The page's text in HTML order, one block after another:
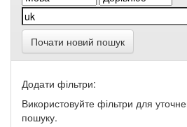
Почати новий пошук
Додати фільтри:
Використовуйте фільтри для
пошуку.